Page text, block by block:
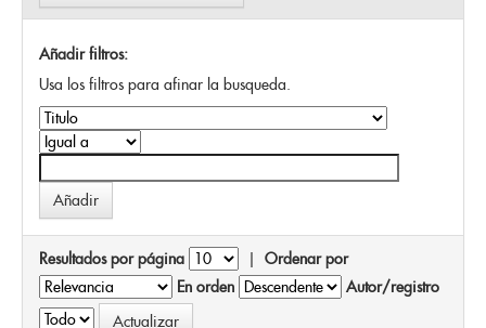
Añadir filtros:
Usa los filtros para afinar la busqueda.
Resultados por página | Ordenar por
En orden
Autor/registro